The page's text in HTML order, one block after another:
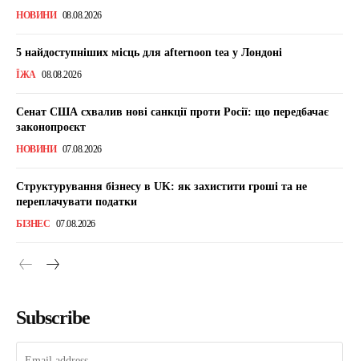
НОВИНИ 08.08.2026
5 найдоступніших місць для afternoon tea у Лондоні
ЇЖА 08.08.2026
Сенат США схвалив нові санкції проти Росії: що передбачає
законопроєкт
НОВИНИ 07.08.2026
Структурування бізнесу в UK: як захистити гроші та не
переплачувати податки
БІЗНЕС 07.08.2026
Subscribe